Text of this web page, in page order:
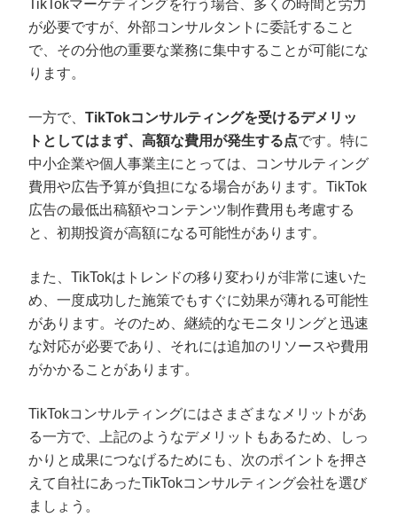
TikTokマーケティングを行う場合、多くの時間と労力
が必要ですが、外部コンサルタントに委託すること
で、その分他の重要な業務に集中することが可能にな
ります。
一方で、 TikTokコンサルティングを受けるデメリッ
トとしてはまず、高額な費用が発生する点です。特に
中小企業や個人事業主にとっては、コンサルティング
費用や広告予算が負担になる場合があります。TikTok
広告の最低出稿額やコンテンツ制作費用も考慮する
と、初期投資が高額になる可能性があります。
また、TikTokはトレンドの移り変わりが非常に速いた
め、一度成功した施策でもすぐに効果が薄れる可能性
があります。そのため、継続的なモニタリングと迅速
な対応が必要であり、それには追加のリソースや費用
がかかることがあります。
TikTokコンサルティングにはさまざまなメリットがあ
る一方で、上記のようなデメリットもあるため、しっ
かりと成果につなげるためにも、次のポイントを押さ
えて自社にあったTikTokコンサルティング会社を選び
ましょう。